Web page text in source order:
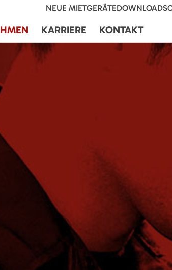
NEUE MIETGERÄTEDOWNLOADS
KARRIERE KONTAKT